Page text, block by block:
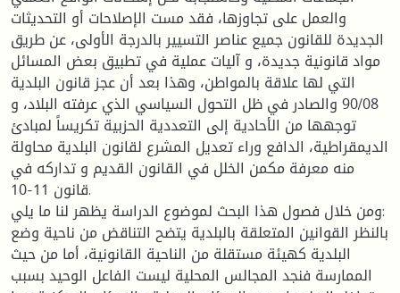
والعمل على تجاوزها، فقد مست الإصلاحات أو التحديثات
الجديدة للقانون جميع عناصر التسيير بالدرجة الأولى، عن طريق
مواد قانونية جديدة، و آليات عملية في تطبيق بعض المسائل
التي لها علاقة بالمواطن، وهذا بعد أن عجز قانون البلدية
90/08 والصادر في ظل التحول السياسي الذي عرفته البلاد، و
توجهها من الأحادية إلى التعددية الحزبية تكريساً لمبادئ
الديمقراطية، الدافع وراء تعديل المشرع لقانون البلدية محاولة
منه معرفة مكمن الخلل في القانون القديم و تداركه في
قانون 11-10.
ومن خلال فصول هذا البحث لموضوع الدراسة يظهر لنا ما يلي:
بالنظر القوانين المتعلقة بالبلدية يتضح التناقض من ناحية وضع
البلدية كهيئة مستقلة من الناحية القانونية، أما من حيث
الممارسة فنجد المجالس المحلية ليست الفاعل الوحيد بسبب